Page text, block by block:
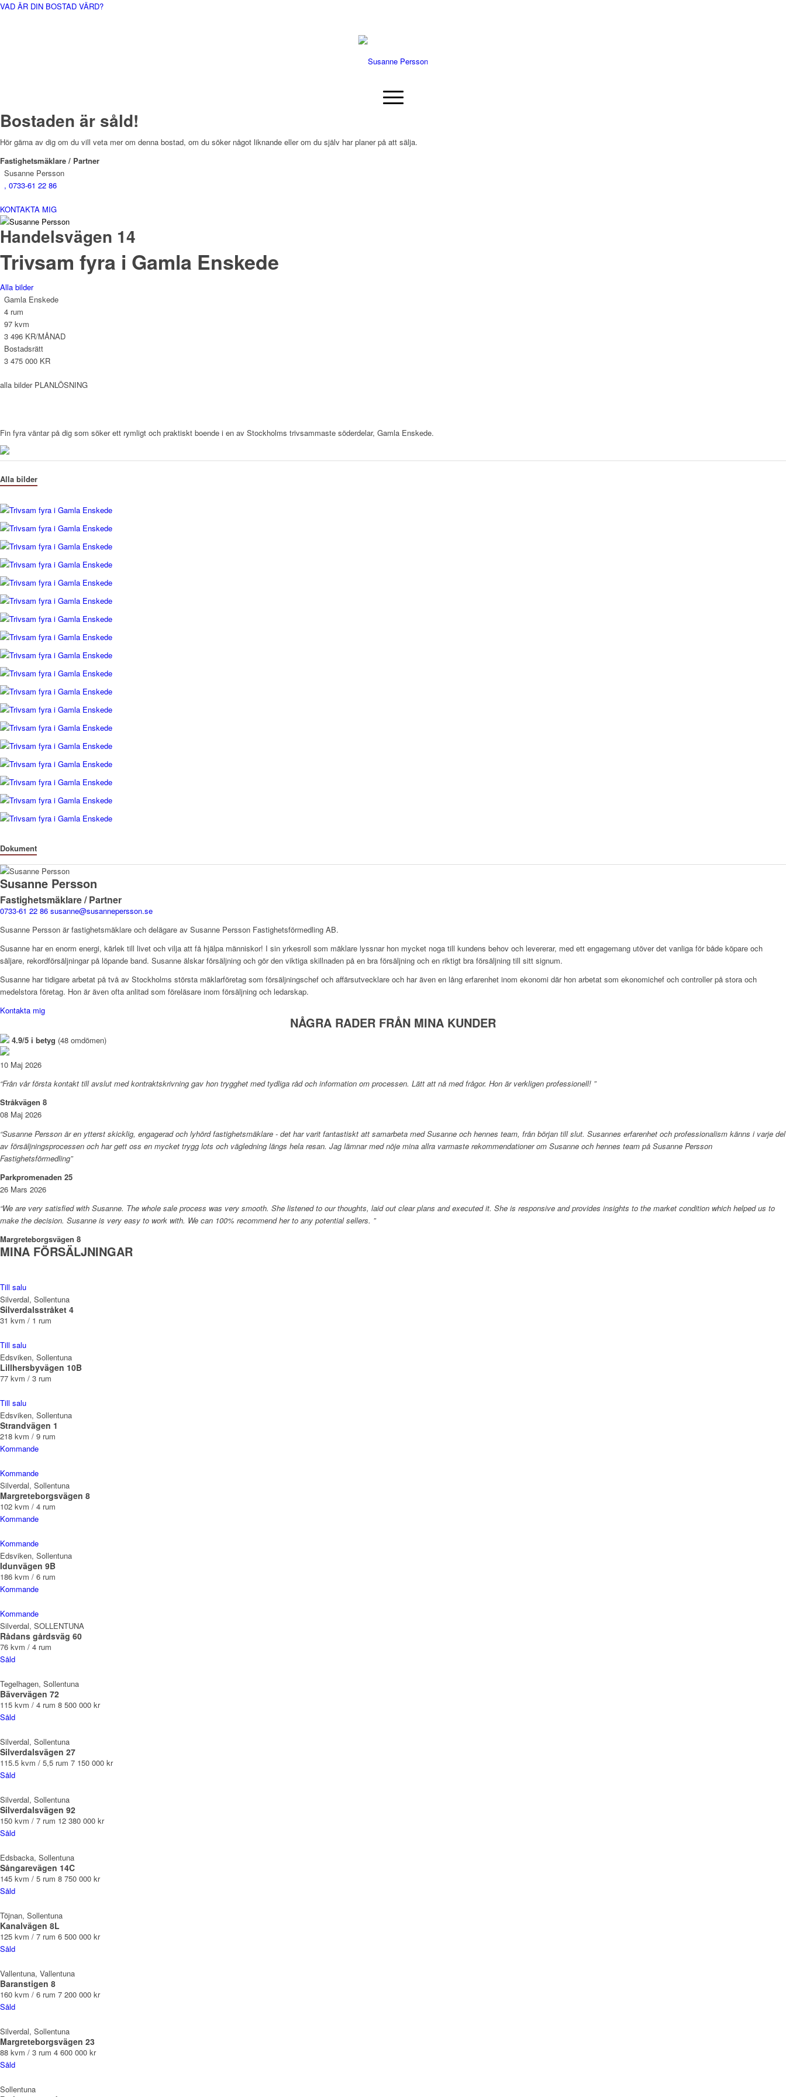
VAD ÄR DIN BOSTAD VÄRD?
Bostaden är såld!
Hör gärna av dig om du vill veta mer om denna bostad, om du söker något liknande eller om du själv har planer på att sälja.
Fastighetsmäklare / Partner
Susanne Persson
, 0733-61 22 86
KONTAKTA MIG
Handelsvägen 14
Trivsam fyra i Gamla Enskede
Alla bilder
Gamla Enskede
4 rum
97 kvm
3 496 KR/MÅNAD
Bostadsrätt
3 475 000 KR
alla bilder PLANLÖSNING
Fin fyra väntar på dig som söker ett rymligt och praktiskt boende i en av Stockholms trivsammaste söderdelar, Gamla Enskede.
Alla bilder
Dokument
Susanne Persson
Fastighetsmäklare / Partner
0733-61 22 86 susanne@susannepersson.se
Susanne Persson är fastighetsmäklare och delägare av Susanne Persson Fastighetsförmedling AB.
Susanne har en enorm energi, kärlek till livet och vilja att få hjälpa människor! I sin yrkesroll som mäklare lyssnar hon mycket noga till kundens behov och levererar, med ett engagemang utöver det vanliga för både köpare och
säljare, rekordförsäljningar på löpande band. Susanne älskar försäljning och gör den viktiga skillnaden på en bra försäljning och en riktigt bra försäljning till sitt signum.
Susanne har tidigare arbetat på två av Stockholms största mäklarföretag som försäljningschef och affärsutvecklare och har även en lång erfarenhet inom ekonomi där hon arbetat som ekonomichef och controller på stora och
medelstora företag. Hon är även ofta anlitad som föreläsare inom försäljning och ledarskap.
Kontakta mig
NÅGRA RADER FRÅN MINA KUNDER
4.9/5 i betyg (48 omdömen)
10 Maj 2026
“Från vår första kontakt till avslut med kontraktskrivning gav hon trygghet med tydliga råd och information om processen. Lätt att nå med frågor. Hon är verkligen professionell! ”
Stråkvägen 8
08 Maj 2026
“Susanne Persson är en ytterst skicklig, engagerad och lyhörd fastighetsmäklare - det har varit fantastiskt att samarbeta med Susanne och hennes team, från början till slut. Susannes erfarenhet och professionalism känns i varje del
av försäljningsprocessen och har gett oss en mycket trygg lots och vägledning längs hela resan. Jag lämnar med nöje mina allra varmaste rekommendationer om Susanne och hennes team på Susanne Persson
Fastighetsförmedling”
Parkpromenaden 25
26 Mars 2026
“We are very satisfied with Susanne. The whole sale process was very smooth. She listened to our thoughts, laid out clear plans and executed it. She is responsive and provides insights to the market condition which helped us to
make the decision. Susanne is very easy to work with. We can 100% recommend her to any potential sellers. ”
Margreteborgsvägen 8
MINA FÖRSÄLJNINGAR
Till salu
Silverdal, Sollentuna
Silverdalsstråket 4
31 kvm / 1 rum
Till salu
Edsviken, Sollentuna
Lillhersbyvägen 10B
77 kvm / 3 rum
Till salu
Edsviken, Sollentuna
Strandvägen 1
218 kvm / 9 rum
Kommande
Kommande
Silverdal, Sollentuna
Margreteborgsvägen 8
102 kvm / 4 rum
Kommande
Kommande
Edsviken, Sollentuna
Idunvägen 9B
186 kvm / 6 rum
Kommande
Kommande
Silverdal, SOLLENTUNA
Rådans gårdsväg 60
76 kvm / 4 rum
Såld
Tegelhagen, Sollentuna
Bävervägen 72
115 kvm / 4 rum 8 500 000 kr
Såld
Silverdal, Sollentuna
Silverdalsvägen 27
115.5 kvm / 5,5 rum 7 150 000 kr
Såld
Silverdal, Sollentuna
Silverdalsvägen 92
150 kvm / 7 rum 12 380 000 kr
Såld
Edsbacka, Sollentuna
Sångarevägen 14C
145 kvm / 5 rum 8 750 000 kr
Såld
Töjnan, Sollentuna
Kanalvägen 8L
125 kvm / 7 rum 6 500 000 kr
Såld
Vallentuna, Vallentuna
Baranstigen 8
160 kvm / 6 rum 7 200 000 kr
Såld
Silverdal, Sollentuna
Margreteborgsvägen 23
88 kvm / 3 rum 4 600 000 kr
Såld
Sollentuna